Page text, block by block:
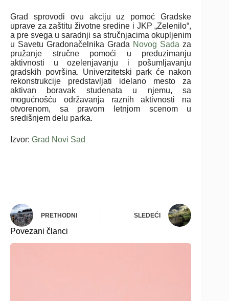
Grad sprovodi ovu akciju uz pomoć Gradske
uprave za zaštitu životne sredine i JKP „Zelenilo“,
a pre svega u saradnji sa stručnjacima okuplјenim
u Savetu Gradonačelnika Grada Novog Sada za
pružanje stručne pomoći u preduzimanju
aktivnosti u ozelenjavanju i pošumlјavanju
gradskih površina. Univerzitetski park će nakon
rekonstrukcije predstavlјati idelano mesto za
aktivan boravak studenata u njemu, sa
mogućnošću održavanja raznih aktivnosti na
otvorenom, sa pravom letnjom scenom u
središnjem delu parka.
Izvor: Grad Novi Sad
PRETHODNI SLEDEĆI
Povezani članci